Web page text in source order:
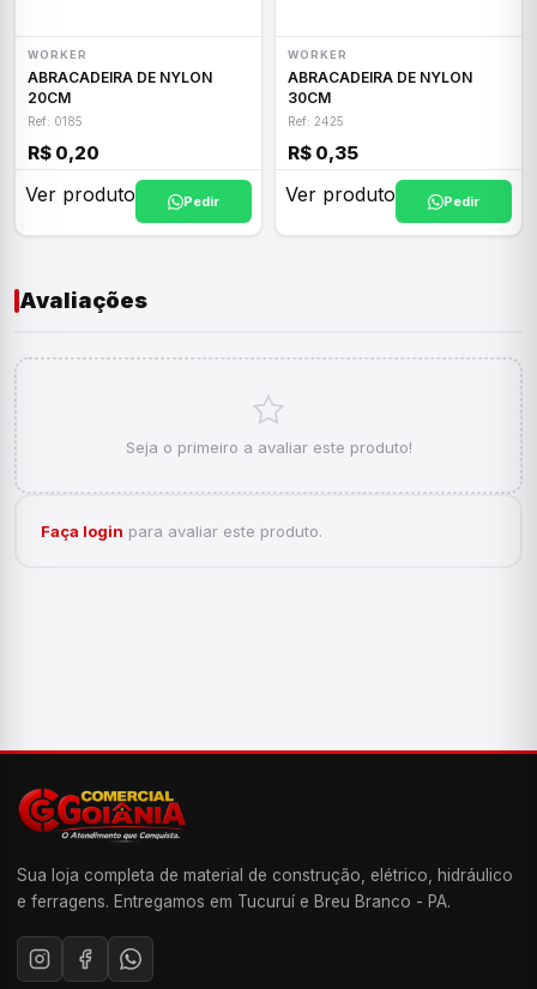
WORKER
ABRACADEIRA DE NYLON
20CM
Ref: 0185
R$ 0,20
Ver produto Pedir
WORKER
ABRACADEIRA DE NYLON
30CM
Ref: 2425
R$ 0,35
Ver produto Pedir
Avaliações
Seja o primeiro a avaliar este produto!
Faça login para avaliar este produto.
Sua loja completa de material de construção, elétrico, hidráulico
e ferragens. Entregamos em Tucuruí e Breu Branco - PA.